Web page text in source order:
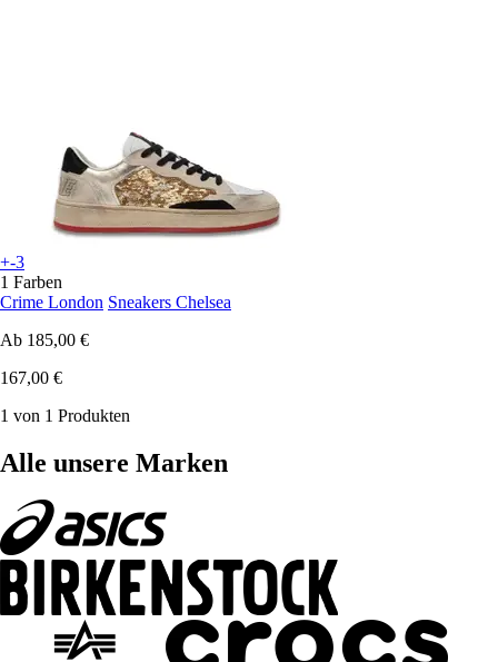
+-3
1 Farben
Crime London Sneakers Chelsea
Ab 185,00 €
167,00 €
1 von 1 Produkten
Alle unsere Marken